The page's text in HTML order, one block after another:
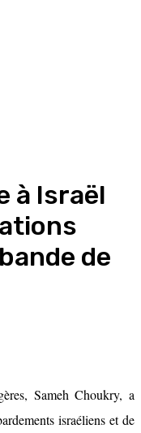
à Israël
de
Sameh Choukry, a
israéliens et de